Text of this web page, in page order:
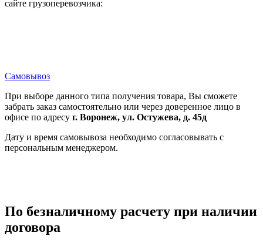
сайте грузоперевозчика:
Самовывоз
При выборе данного типа получения товара, Вы сможете
забрать заказ самостоятельно или через доверенное лицо в
офисе по адресу г. Воронеж, ул. Остужева, д. 45д
Дату и время самовывоза необходимо согласовывать с
персональным менеджером.
По безналичному расчету при наличии
договора